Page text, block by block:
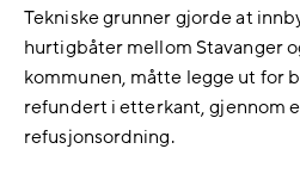
Tekniske grunner gjorde at
hurtigbåter mellom Stavanger
kommunen, måtte legge ut for
refundert i etterkant, gjennom
refusjonsordning.